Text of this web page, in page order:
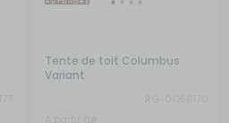
Tente de toit Columbus
Variant